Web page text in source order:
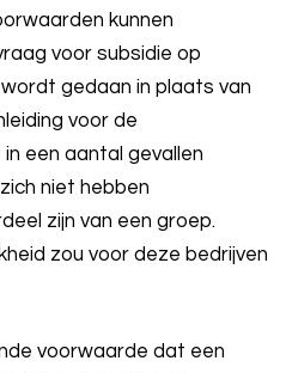
kunnen
voor subsidie op
gedaan in plaats van
voor de
een aantal gevallen
niet hebben
zijn van een groep.
zou voor deze bedrijven
voorwaarde dat een